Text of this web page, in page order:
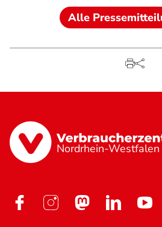
Alle
Nordrhein-Westfalen